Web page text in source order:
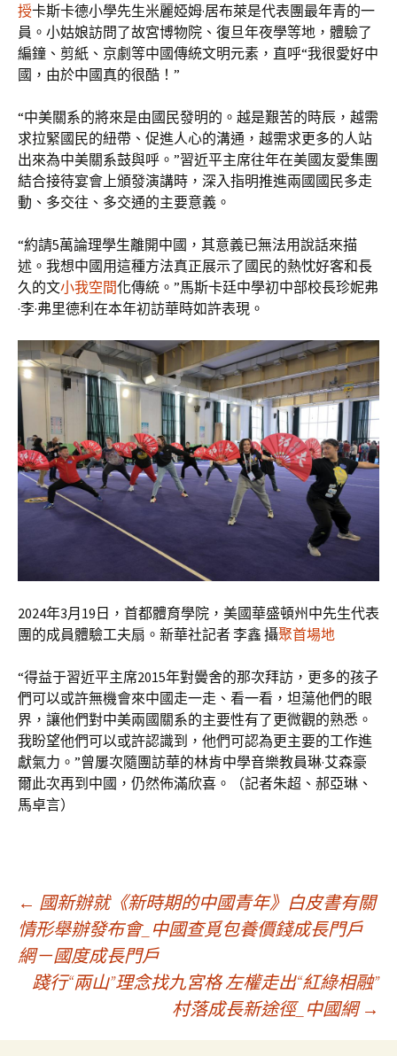
授卡斯卡德小學先生米麗婭姆·居布萊是代表團最年青的一
員。小姑娘訪問了故宮博物院、復旦年夜學等地，體驗了
編鐘、剪紙、京劇等中國傳統文明元素，直呼“我很愛好中
國，由於中國真的很酷！”
“中美關系的將來是由國民發明的。越是艱苦的時辰，越需
求拉緊國民的紐帶、促進人心的溝通，越需求更多的人站
出來為中美關系鼓與呼。”習近平主席往年在美國友愛集團
結合接待宴會上頒發演講時，深入指明推進兩國國民多走
動、多交往、多交通的主要意義。
“約請5萬論理學生離開中國，其意義已無法用說話來描
述。我想中國用這種方法真正展示了國民的熱忱好客和長
久的文小我空間化傳統。”馬斯卡廷中學初中部校長珍妮弗
·李·弗里德利在本年初訪華時如許表現。
2024年3月19日，首都體育學院，美國華盛頓州中先生代表
團的成員體驗工夫扇。新華社記者 李鑫 攝聚首場地
“得益于習近平主席2015年對黌舍的那次拜訪，更多的孩子
們可以或許無機會來中國走一走、看一看，坦蕩他們的眼
界，讓他們對中美兩國關系的主要性有了更微觀的熟悉。
我盼望他們可以或許認識到，他們可認為更主要的工作進
獻氣力。”曾屢次隨團訪華的林肯中學音樂教員琳·艾森豪
爾此次再到中國，仍然佈滿欣喜。（記者朱超、郝亞琳、
馬卓言）
文
章
導
← 國新辦就《新時期的中國青年》白皮書有關
情形舉辦發布會_中國查覓包養價錢成長門戶
網－國度成長門戶
踐行“兩山”理念找九宮格 左權走出“紅綠相融”
村落成長新途徑_中國網 →